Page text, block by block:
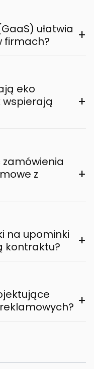
ułatwia
firmach?
+
eko
+
z
+
na upominki
kontraktu?
+
+